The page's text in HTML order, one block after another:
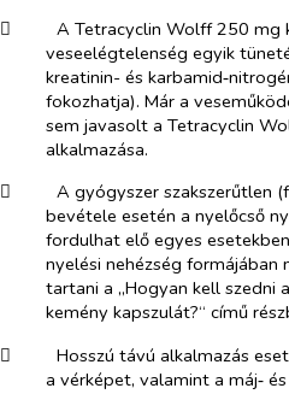
​
A Tetracyclin Wolff 250 mg
veseelégtelenség egyik
kreatinin- és
fokozhatja). Már a
sem javasolt a Tetracyclin
alkalmazása.
​
A gyógyszer szakszerűtlen
bevétele esetén a nyelőcső
fordulhat elő egyes
nyelési nehézség
tartani a „Hogyan kell szedni
kemény kapszulát?“ című
​
Hosszú távú alkalmazás
a vérképet, valamint a máj‑